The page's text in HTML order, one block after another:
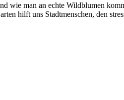
wie man an echte Wildblumen
hilft uns Stadtmenschen, den